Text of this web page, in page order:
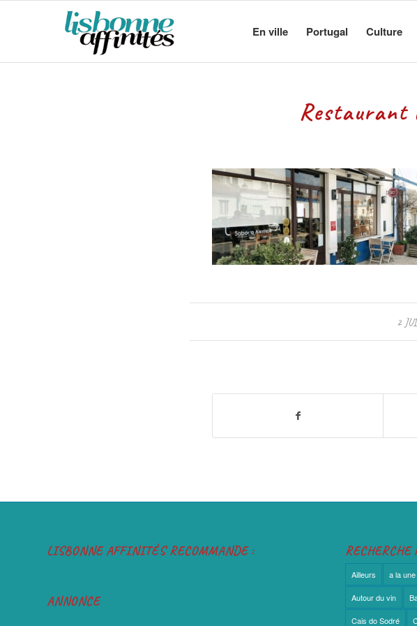
En ville Portugal Culture
Restaurant
2
LISBONNE AFFINITÉS RECOMMANDE :
ANNONCE
RECHERCHE
Ailleurs a la une
Autour du vin
Cais do Sodré